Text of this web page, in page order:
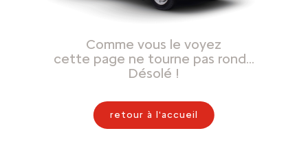
Comme vous le voyez
cette page ne tourne pas rond…
Désolé !
retour à l'accueil